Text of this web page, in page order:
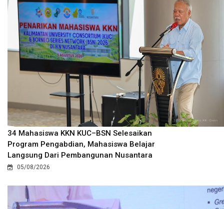
34 Mahasiswa KKN KUC–BSN Selesaikan
Program Pengabdian, Mahasiswa Belajar
Langsung Dari Pembangunan Nusantara
05/08/2026